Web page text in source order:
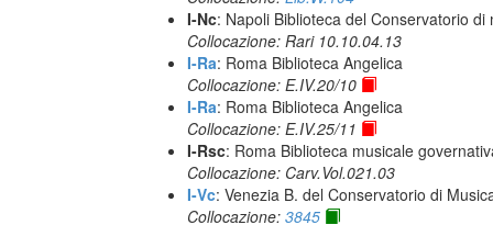
I-Nc: Napoli Biblioteca del Conservatorio
Collocazione: Rari 10.10.04.13
I-Ra: Roma Biblioteca Angelica
Collocazione: E.IV.20/10
I-Ra: Roma Biblioteca Angelica
Collocazione: E.IV.25/11
I-Rsc: Roma Biblioteca musicale
Collocazione: Carv.Vol.021.03
I-Vc: Venezia B. del Conservatorio di
Collocazione: 3845